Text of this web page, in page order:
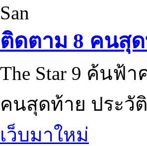
San
ติดตาม 8 คนสุด
The Star 9 ค้นฟ้
คนสุดท้าย ประวั
เว็บมาใหม่